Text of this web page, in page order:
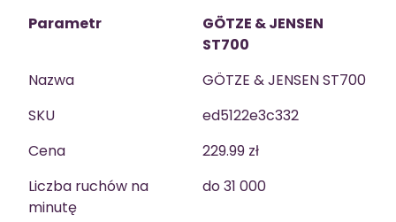
Parametr
GÖTZE & JENSEN
ST700
Nazwa
GÖTZE & JENSEN ST700
SKU
ed5122e3c332
Cena
229.99 zł
Liczba ruchów na
minutę
do 31 000